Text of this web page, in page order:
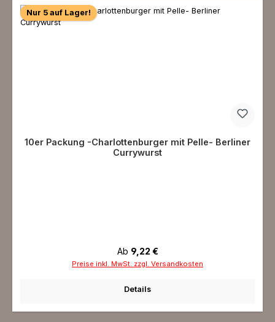
Nur 5 auf Lager!
10er Packung -Charlottenburger mit Pelle- Berliner
Currywurst
Regulärer Preis:
Ab 9,22 €
Preise inkl. MwSt. zzgl. Versandkosten
Details